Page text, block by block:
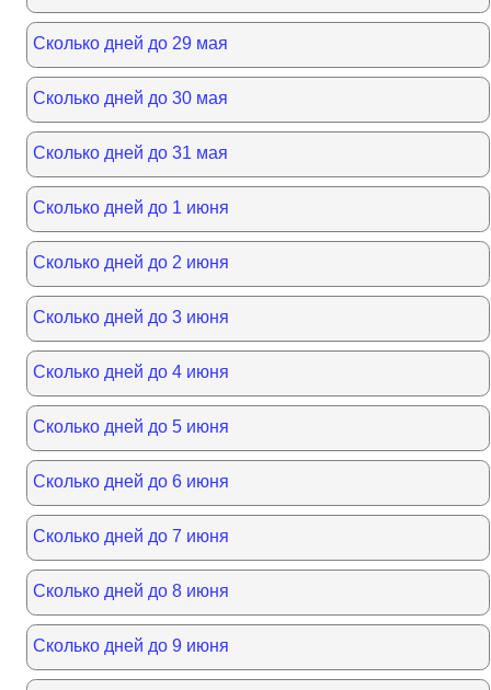
Сколько дней до 29 мая
Сколько дней до 30 мая
Сколько дней до 31 мая
Сколько дней до 1 июня
Сколько дней до 2 июня
Сколько дней до 3 июня
Сколько дней до 4 июня
Сколько дней до 5 июня
Сколько дней до 6 июня
Сколько дней до 7 июня
Сколько дней до 8 июня
Сколько дней до 9 июня